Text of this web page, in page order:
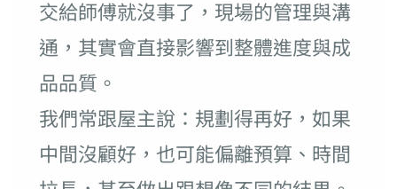
交給師傅就沒事了，現場的管理與溝
通，其實會直接影響到整體進度與成
品品質。
我們常跟屋主說：規劃得再好，如果
中間沒顧好，也可能偏離預算、時間